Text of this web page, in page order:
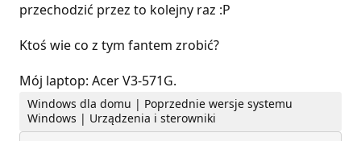
przechodzić przez to kolejny raz :P
Ktoś wie co z tym fantem zrobić?
Mój laptop: Acer V3-571G.
Windows dla domu | Poprzednie wersje systemu
Windows | Urządzenia i sterowniki